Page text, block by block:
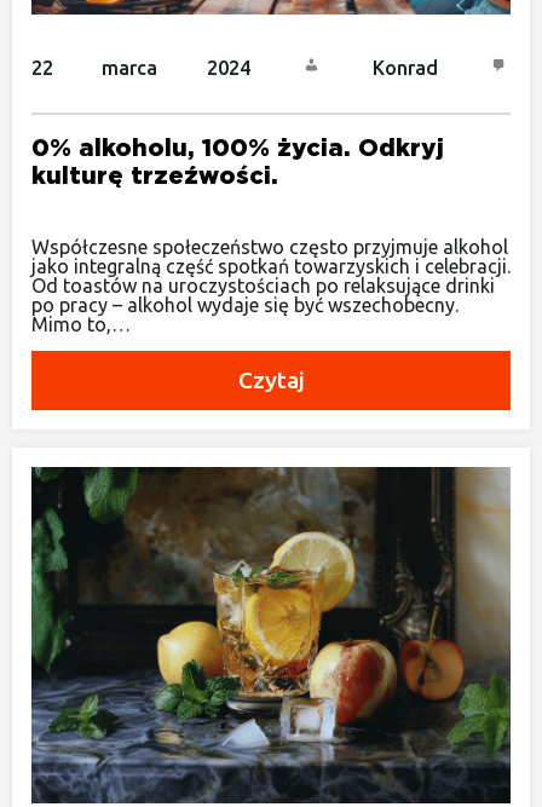
22 marca 2024 Konrad
0% alkoholu, 100% życia. Odkryj
kulturę trzeźwości.
Współczesne społeczeństwo często przyjmuje alkohol
jako integralną część spotkań towarzyskich i celebracji.
Od toastów na uroczystościach po relaksujące drinki
po pracy – alkohol wydaje się być wszechobecny.
Mimo to,…
Czytaj